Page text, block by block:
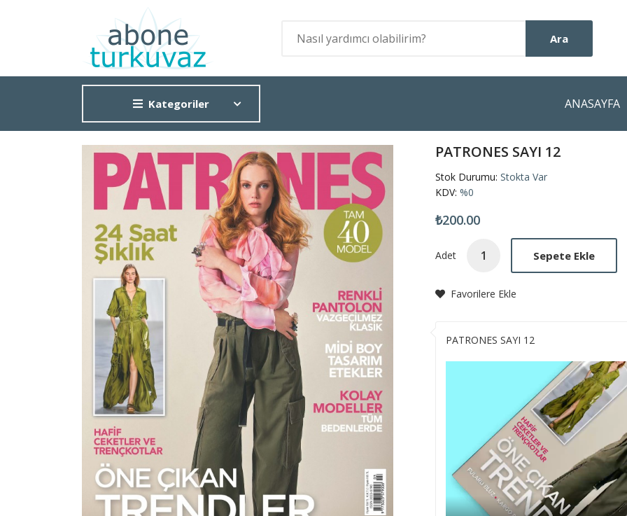
Ara
Kategoriler ANASAYFA
PATRONES SAYI 12
Stok Durumu: Stokta Var
KDV: %0
₺200.00
Adet Sepete Ekle
Favorilere Ekle
PATRONES SAYI 12